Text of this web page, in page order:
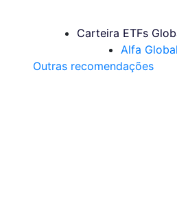
Carteira ETFs
Alfa Global
Outras recomendações